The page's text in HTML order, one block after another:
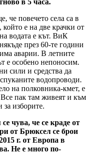
че повечето села са в
е на две крачки от
водата е кът. ВиК
през 60-те години
аварии. В летните
е особено непоносим.
сили и средства да
водопроводи.
на полковника-кмет, е
пак там живеят и към
за изборите.
чува, че се краде от
от Брюксел се брои
г. от Европа в
Не е много по-